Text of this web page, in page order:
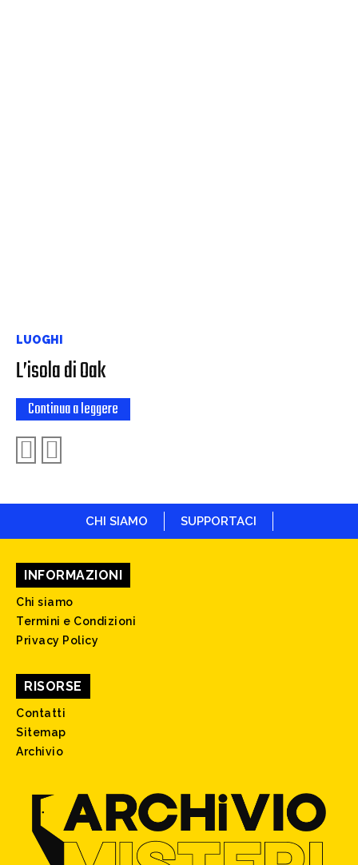
LUOGHI
L’isola di Oak
Continua a leggere
CHI SIAMO SUPPORTACI
INFORMAZIONI
Chi siamo
Termini e Condizioni
Privacy Policy
RISORSE
Contatti
Sitemap
Archivio